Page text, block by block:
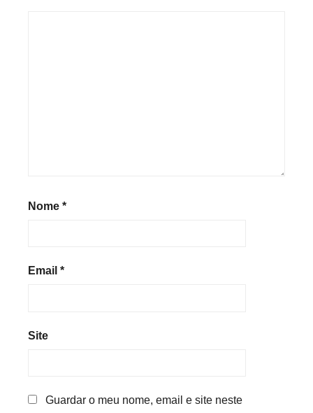
Nome *
Email *
Site
Guardar o meu nome, email e site neste